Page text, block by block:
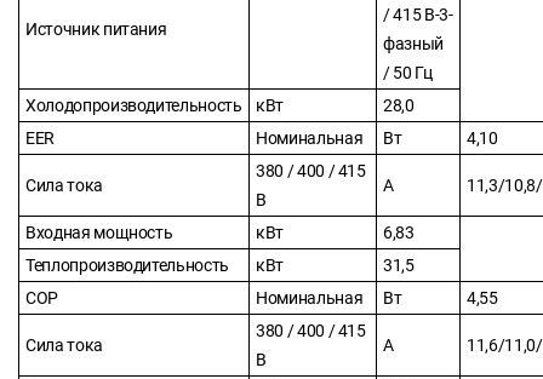
Источник питания
/ 415 В-3-
фазный
/ 50 Гц
Холодопроизводительность
кВт
28,0
EER
Номинальная Вт 4,10
Сила тока
380 / 400 / 415
В
А 11,3/
Входная мощность кВт
6,83
Теплопроизводительность
кВт
31,5
СОР
Номинальная Вт 4,55
Сила тока
380 / 400 / 415
В
А 11,6/